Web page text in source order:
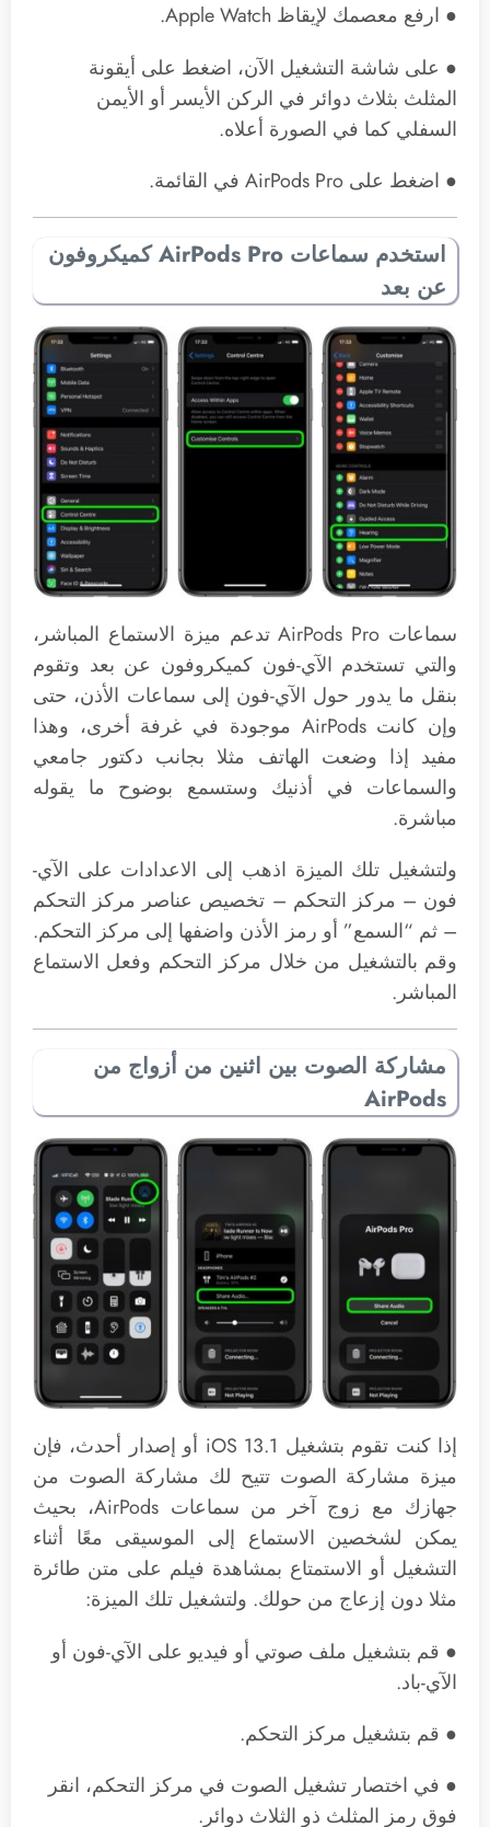
● ارفع معصمك لإيقاظ ‌Apple Watch‌.
● على شاشة التشغيل الآن، اضغط على أيقونة
المثلث بثلاث دوائر في الركن الأيسر أو الأيمن
السفلي كما في الصورة أعلاه.
● اضغط على ‌AirPods Pro‌ في القائمة.
استخدم سماعات ‌AirPods Pro‌ كميكروفون
عن بعد
‌سماعات AirPods Pro‌ تدعم ميزة الاستماع المباشر،
والتي تستخدم الآي-فون كميكروفون عن بعد وتقوم
بنقل ما يدور حول الآي-فون إلى سماعات الأذن، حتى
وإن كانت ‌AirPods‌ موجودة في غرفة أخرى، وهذا
مفيد إذا وضعت الهاتف مثلا بجانب دكتور جامعي
والسماعات في أذنيك وستسمع بوضوح ما يقوله
مباشرة.
ولتشغيل تلك الميزة اذهب إلى الاعدادات على الآي-
فون – مركز التحكم – تخصيص عناصر مركز التحكم
– ثم “السمع” أو رمز الأذن واضفها إلى مركز التحكم.
وقم بالتشغيل من خلال مركز التحكم وفعل الاستماع
المباشر.
مشاركة الصوت بين اثنين من أزواج من
AirPods
إذا كنت تقوم بتشغيل iOS 13.1 أو إصدار أحدث، فإن
ميزة مشاركة الصوت تتيح لك مشاركة الصوت من
جهازك مع زوج آخر من سماعات AirPods، بحيث
يمكن لشخصين الاستماع إلى الموسيقى معًا أثناء
التشغيل أو الاستمتاع بمشاهدة فيلم على متن طائرة
مثلا دون إزعاج من حولك. ولتشغيل تلك الميزة:
● قم بتشغيل ملف صوتي أو فيديو على الآي-فون أو
الآي-باد.
● قم بتشغيل مركز التحكم.
● في اختصار تشغيل الصوت في مركز التحكم، انقر
فوق رمز المثلث ذو الثلاث دوائر.